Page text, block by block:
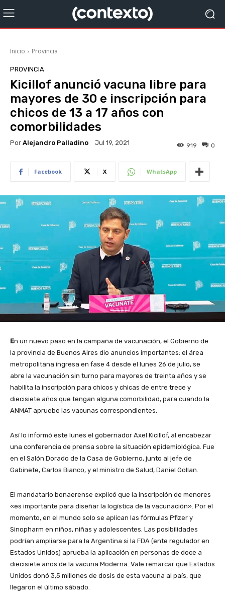
Inicio Provincia
PROVINCIA
Kicillof anunció vacuna libre para
mayores de 30 e inscripción para
chicos de 13 a 17 años con
comorbilidades
Por Alejandro Palladino Jul 19, 2021 0
919
Facebook X WhatsApp
En un nuevo paso en la campaña de vacunación, el Gobierno de
la provincia de Buenos Aires dio anuncios importantes: el área
metropolitana ingresa en fase 4 desde el lunes 26 de julio, se
abre la vacunación sin turno para mayores de treinta años y se
habilita la inscripción para chicos y chicas de entre trece y
diecisiete años que tengan alguna comorbilidad, para cuando la
ANMAT apruebe las vacunas correspondientes.
Así lo informó este lunes el gobernador Axel Kicillof, al encabezar
una conferencia de prensa sobre la situación epidemiológica. Fue
en el Salón Dorado de la Casa de Gobierno, junto al jefe de
Gabinete, Carlos Bianco, y el ministro de Salud, Daniel Gollan.
El mandatario bonaerense explicó que la inscripción de menores
«es importante para diseñar la logística de la vacunación». Por el
momento, en el mundo solo se aplican las fórmulas Pfizer y
Sinopharm en niños, niñas y adolescentes. Las posibilidades
podrían ampliarse para la Argentina si la FDA (ente regulador en
Estados Unidos) aprueba la aplicación en personas de doce a
diecisiete años de la vacuna Moderna. Vale remarcar que Estados
Unidos donó 3,5 millones de dosis de esta vacuna al país, que
llegaron el último sábado.